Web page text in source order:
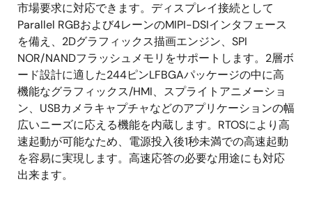
市場要求に対応できます。ディスプレイ接続として
Parallel RGBおよび4レーンのMIPI-DSIインタフェース
を備え、2Dグラフィックス描画エンジン、SPI
NOR/NANDフラッシュメモリをサポートします。2層ボ
ード設計に適した244ピンLFBGAパッケージの中に高
機能なグラフィックス/HMI、スプライトアニメーショ
ン、USBカメラキャプチャなどのアプリケーションの幅
広いニーズに応える機能を内蔵します。RTOSにより高
速起動が可能なため、電源投入後1秒未満での高速起動
を容易に実現します。高速応答の必要な用途にも対応
出来ます。